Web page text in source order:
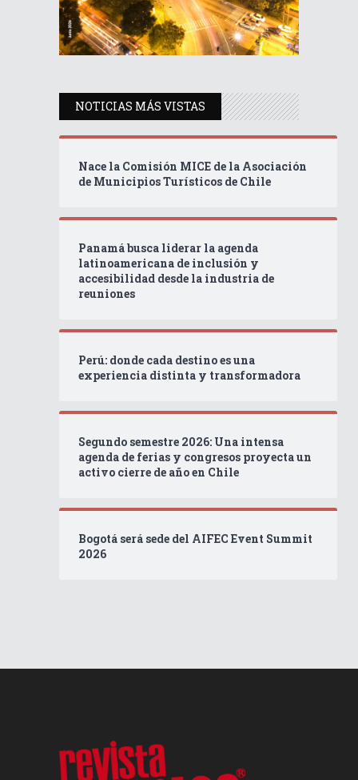
NOTICIAS MÁS VISTAS
Nace la Comisión MICE de la Asociación
de Municipios Turísticos de Chile
Panamá busca liderar la agenda
latinoamericana de inclusión y
accesibilidad desde la industria de
reuniones
Perú: donde cada destino es una
experiencia distinta y transformadora
Segundo semestre 2026: Una intensa
agenda de ferias y congresos proyecta un
activo cierre de año en Chile
Bogotá será sede del AIFEC Event Summit
2026